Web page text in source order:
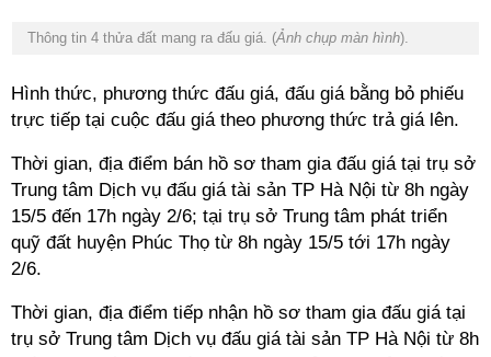
Thông tin 4 thửa đất mang ra đấu giá. (Ảnh chụp màn hình).
Hình thức, phương thức đấu giá, đấu giá bằng bỏ phiếu
trực tiếp tại cuộc đấu giá theo phương thức trả giá lên.
Thời gian, địa điểm bán hồ sơ tham gia đấu giá tại trụ sở
Trung tâm Dịch vụ đấu giá tài sản TP Hà Nội từ 8h ngày
15/5 đến 17h ngày 2/6; tại trụ sở Trung tâm phát triển
quỹ đất huyện Phúc Thọ từ 8h ngày 15/5 tới 17h ngày
2/6.
Thời gian, địa điểm tiếp nhận hồ sơ tham gia đấu giá tại
trụ sở Trung tâm Dịch vụ đấu giá tài sản TP Hà Nội từ 8h